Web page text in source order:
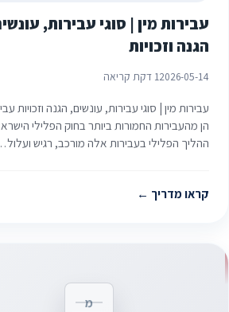
עבירות מין | סוגי עבירות,
הגנה וזכויות
2026-05-141 דקת קריאה
עבירות מין | סוגי עבירות, עונשים, הגנה וזכויות
הן מהעבירות החמורות ביותר בחוק הפלילי
ההליך הפלילי בעבירות אלה מורכב, רגיש
קראו מדריך
מ